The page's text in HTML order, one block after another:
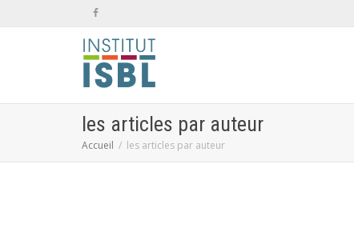
les articles par auteur
Accueil les articles par auteur